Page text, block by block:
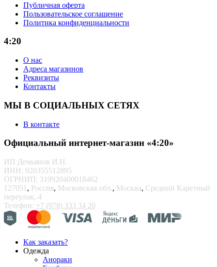
Публичная оферта
Пользовательское соглашение
Политика конфиденциальности
4:20
О нас
Адреса магазинов
Реквизиты
Контакты
МЫ В СОЦИАЛЬНЫХ СЕТЯХ
В контакте
Официальный интернет-магазин «4:20»
ИП Демьянов И.Н.
ИНН: 920355512895
ОГРНИП: 319920400018462
127051 , Россия, Московская обл., Москва, Средний Каретный
переулок, 4
Телефон: +7 (978) 333 34 20
Как заказать?
Одежда
Анораки